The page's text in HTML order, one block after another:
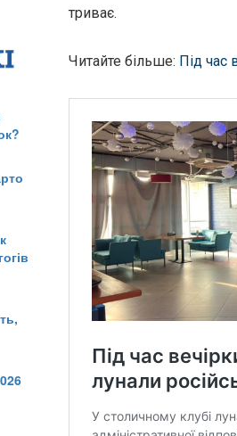
триває.
Читайте більше: Під час